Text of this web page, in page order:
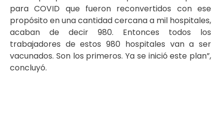
para COVID que fueron reconvertidos con ese
propósito en una cantidad cercana a mil hospitales,
acaban de decir 980. Entonces todos los
trabajadores de estos 980 hospitales van a ser
vacunados. Son los primeros. Ya se inició este plan”,
concluyó.